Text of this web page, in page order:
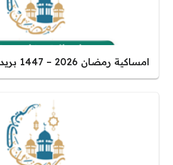
امساكية رمضان 2026 – 1447 بريدة